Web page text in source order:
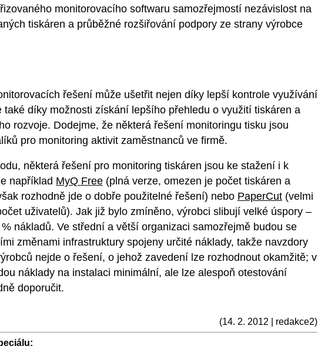
monitorovacího softwaru samozřejmostí nezávislost na
tiskáren a průběžné rozšiřování podpory ze strany výrobce
řešení může ušetřit nejen díky lepší kontrole využívání
také díky možnosti získání lepšího přehledu o využití tiskáren a
rozvoje. Dodejme, že některá řešení monitoringu tisku jsou
pro monitoring aktivit zaměstnanců ve firmě.
některá řešení pro monitoring tiskáren jsou ke stažení i k
například MyQ Free (plná verze, omezen je počet tiskáren a
rozhodně jde o dobře použitelné řešení) nebo PaperCut (velmi
uživatelů). Jak již bylo zmíněno, výrobci slibují velké úspory –
nákladů. Ve střední a větší organizaci samozřejmě budou se
změnami infrastruktury spojeny určité náklady, takže navzdory
nejde o řešení, o jehož zavedení lze rozhodnout okamžitě; v
náklady na instalaci minimální, ale lze alespoň otestování
doporučit.
(14. 2. 2012 | redakce2)